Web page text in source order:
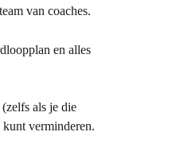
van coaches.
en alles
als je die
kunt verminderen.